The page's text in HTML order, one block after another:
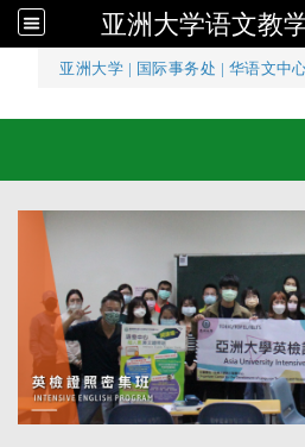
亚洲大学语文教
亚洲大学 国际事务处 华语文中
亚洲大学语文教